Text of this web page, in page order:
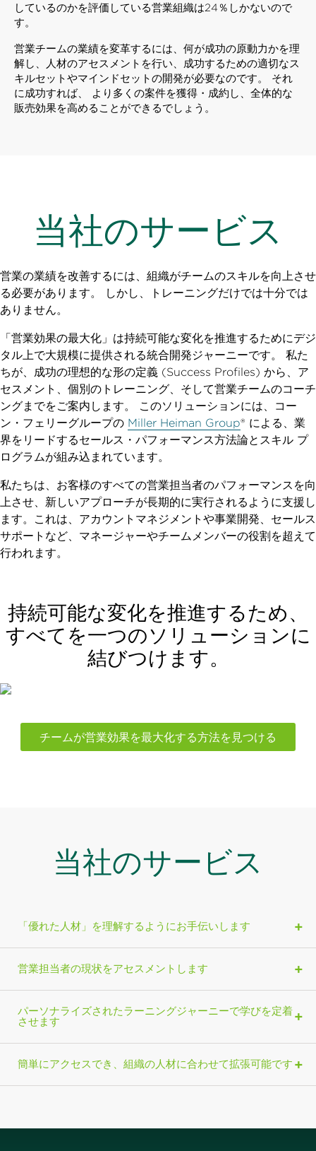
しているのかを評価している営業組織は24％しかないので
す。
営業チームの業績を変革するには、何が成功の原動力かを理
解し、人材のアセスメントを行い、成功するための適切なス
キルセットやマインドセットの開発が必要なのです。 それ
に成功すれば、 より多くの案件を獲得・成約し、全体的な
販売効果を高めることができるでしょう。
当社のサービス
営業の業績を改善するには、組織がチームのスキルを向上させ
る必要があります。 しかし、トレーニングだけでは十分では
ありません。
「営業効果の最大化」は持続可能な変化を推進するためにデジ
タル上で大規模に提供される統合開発ジャーニーです。 私た
ちが、成功の理想的な形の定義 (Success Profiles) から、ア
セスメント、個別のトレーニング、そして営業チームのコーチ
ングまでをご案内します。 このソリューションには、コー
ン・フェリーグループの Miller Heiman Group® による、業
界をリードするセールス・パフォーマンス方法論とスキル プ
ログラムが組み込まれています。
私たちは、お客様のすべての営業担当者のパフォーマンスを向
上させ、新しいアプローチが長期的に実行されるように支援し
ます。これは、アカウントマネジメントや事業開発、セールス
サポートなど、マネージャーやチームメンバーの役割を超えて
行われます。
持続可能な変化を推進するため、
すべてを一つのソリューションに
結びつけます。
チームが営業効果を最大化する方法を見つける
当社のサービス
「優れた人材」を理解するようにお手伝いします
営業担当者の現状をアセスメントします
パーソナライズされたラーニングジャーニーで学びを定着
させます
簡単にアクセスでき、組織の人材に合わせて拡張可能です